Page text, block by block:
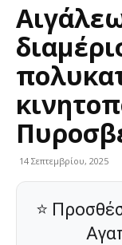
14 Σεπτεμβρίου, 2025
⭐